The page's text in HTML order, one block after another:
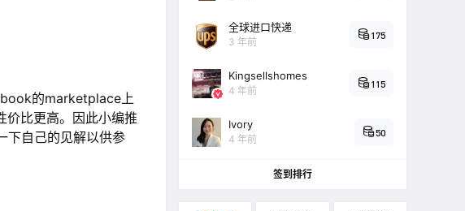
的marketplace上
比更高。因此小编推
自己的见解以供参
全球进口快递
3 年前
175
Kingsellshomes
4 年前
115
Ivory
4 年前
50
签到排行